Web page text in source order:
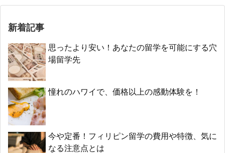
新着記事
思ったより安い！あなたの留学を可能にする穴
場留学先
憧れのハワイで、価格以上の感動体験を！
今や定番！フィリピン留学の費用や特徴、気に
なる注意点とは